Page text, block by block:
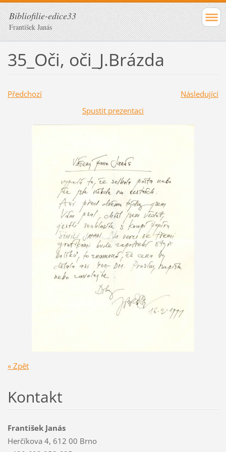
Bibliofilie-edice33
František Janás
35_Oči, oči_J.Brázda
Předchozí
Následující
Spustit prezentaci
« Zpět
Kontakt
František Janás
Herčíkova 4, 612 00 Brno